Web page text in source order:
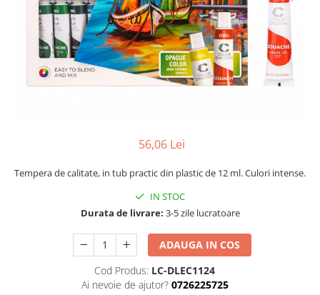
Capsatoare
Capse
Corectoare
Cuttere
Suporturi pentru documente
Ambalare & Marcare
56,06 Lei
Tempera de calitate, in tub practic din plastic de 12 ml. Culori intense.
IN STOC
Durata de livrare: 3-5 zile lucratoare
ADAUGA IN COS
Cod Produs: LC-DLEC1124
Ai nevoie de ajutor? 0726225725